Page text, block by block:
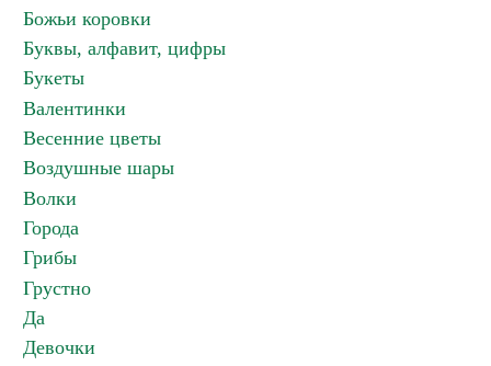
Божьи коровки
Буквы, алфавит, цифры
Букеты
Валентинки
Весенние цветы
Воздушные шары
Волки
Города
Грибы
Грустно
Да
Девочки